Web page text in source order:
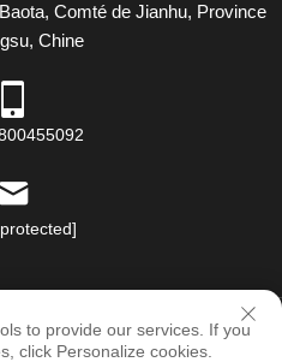
Comté de Jianhu, Province
Chine
(Jiangsu) Co., Ltd. Tous droits
de confidentialité
to provide our services. If you
click Personalize cookies.